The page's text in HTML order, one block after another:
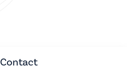
Contact